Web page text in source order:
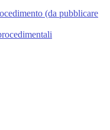
(da pubblicare